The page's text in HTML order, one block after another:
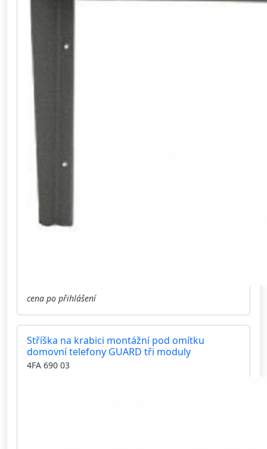
cena po přihlášení
Stříška na krabici montážní pod omítku
domovní telefony GUARD tři moduly
4FA 690 03